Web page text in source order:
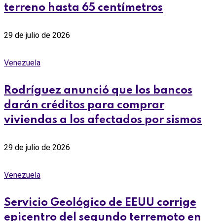
terreno hasta 65 centímetros
29 de julio de 2026
Venezuela
Rodríguez anunció que los bancos
darán créditos para comprar
viviendas a los afectados por sismos
29 de julio de 2026
Venezuela
Servicio Geológico de EEUU corrige
epicentro del segundo terremoto en